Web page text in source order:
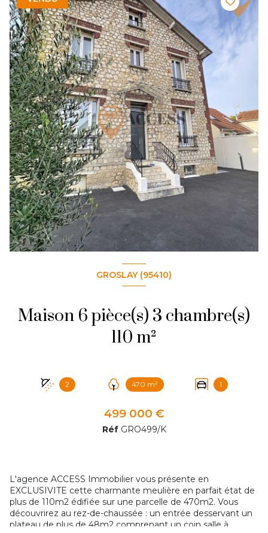
GROSLAY (95410)
Maison 6 pièce(s) 3 chambre(s)
110 m²
2 470 m² 1
499 000 €
Réf GRO499/K
L'agence ACCESS Immobilier vous présente en
EXCLUSIVITE cette charmante meulière en parfait état de
plus de 110m2 édifiée sur une parcelle de 470m2. Vous
découvrirez au rez-de-chaussée : un entrée desservant un
plateau de plus de 48m2 comprenant un coin salle à